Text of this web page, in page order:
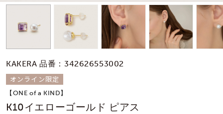
モチーフ
石の色
ファッションテイス
ト
KAKERA 品番：342626553002
オンライン限定
【ONE of a KIND】
K10イエローゴールド ピアス